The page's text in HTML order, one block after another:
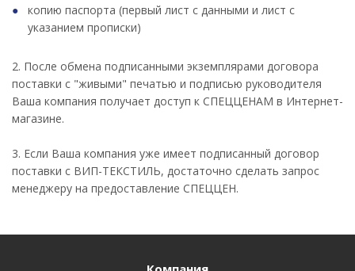
копию паспорта (первый лист с данными и лист с
указанием прописки)
2. После обмена подписанными экземплярами договора
поставки с "живыми" печатью и подписью руководителя
Ваша компания получает доступ к СПЕЦЦЕНАМ в Интернет-
магазине.
3. Если Ваша компания уже имеет подписанный договор
поставки с ВИП-ТЕКСТИЛЬ, достаточно сделать запрос
менеджеру на предоставление СПЕЦЦЕН.